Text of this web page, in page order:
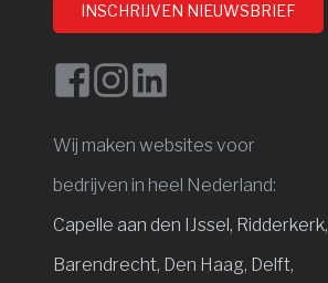
INSCHRIJVEN NIEUWSBRIEF
Wij maken websites voor
bedrijven in heel Nederland:
Capelle aan den IJssel, Ridderkerk,
Barendrecht, Den Haag, Delft,